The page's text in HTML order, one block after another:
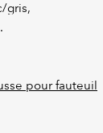
gris,
pour fauteuil